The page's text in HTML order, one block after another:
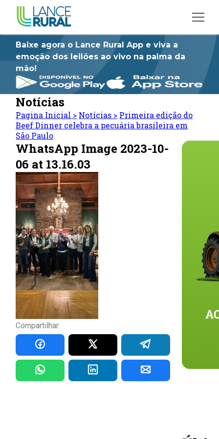
Baixe agora o Lance Rural App e viva a
emoção dos leilões ao vivo na palma da
mão!
Notícias
Pagina Inicial > Notícias > Primeira edição do
Beef Dinner celebra a pecuária brasileira em
São Paulo
WhatsApp Image 2023-10-
06 at 13.16.03
Compartilhar: